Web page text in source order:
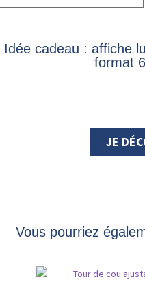
Idée cadeau : affiche
format
JE
Vous pourriez